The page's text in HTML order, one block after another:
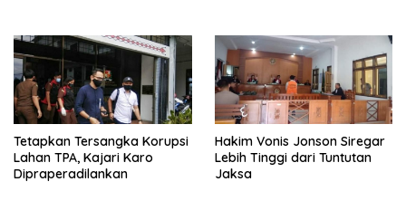
Tetapkan Tersangka Korupsi
Lahan TPA, Kajari Karo
Dipraperadilankan
Hakim Vonis Jonson Siregar
Lebih Tinggi dari Tuntutan
Jaksa